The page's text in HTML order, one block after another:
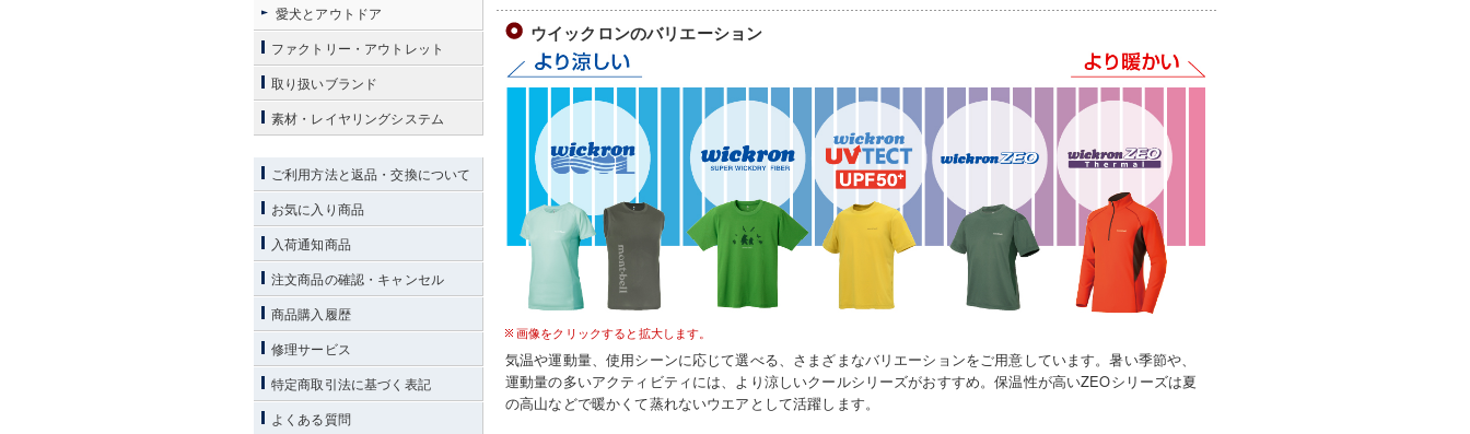
ウイックロンのバリエーション
画像をクリックすると拡大します。
気温や運動量、使用シーンに応じて選べる、さまざまなバリエーションをご用意しています。暑い季節や、
運動量の多いアクティビティには、より涼しいクールシリーズがおすすめ。保温性が高いZEOシリーズは夏
の高山などで暖かくて蒸れないウエアとして活躍します。
愛犬とアウトドア
ファクトリー・アウトレット
取り扱いブランド
素材・レイヤリングシステム
ご利用方法と返品・交換について
お気に入り商品
入荷通知商品
注文商品の確認・キャンセル
商品購入履歴
修理サービス
特定商取引法に基づく表記
よくある質問